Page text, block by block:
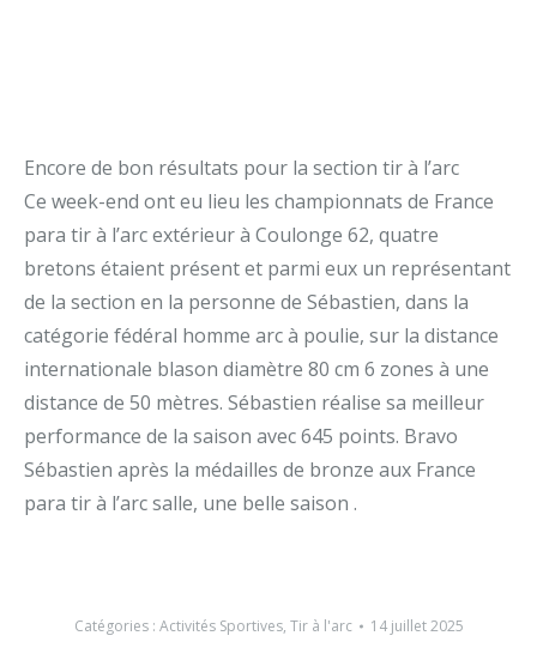
Encore de bon résultats pour la section tir à l’arc
Ce week-end ont eu lieu les championnats de France
para tir à l’arc extérieur à Coulonge 62, quatre
bretons étaient présent et parmi eux un représentant
de la section en la personne de Sébastien, dans la
catégorie fédéral homme arc à poulie, sur la distance
internationale blason diamètre 80 cm 6 zones à une
distance de 50 mètres. Sébastien réalise sa meilleur
performance de la saison avec 645 points. Bravo
Sébastien après la médailles de bronze aux France
para tir à l’arc salle, une belle saison .
Catégories : Activités Sportives, Tir à l'arc 14 juillet 2025